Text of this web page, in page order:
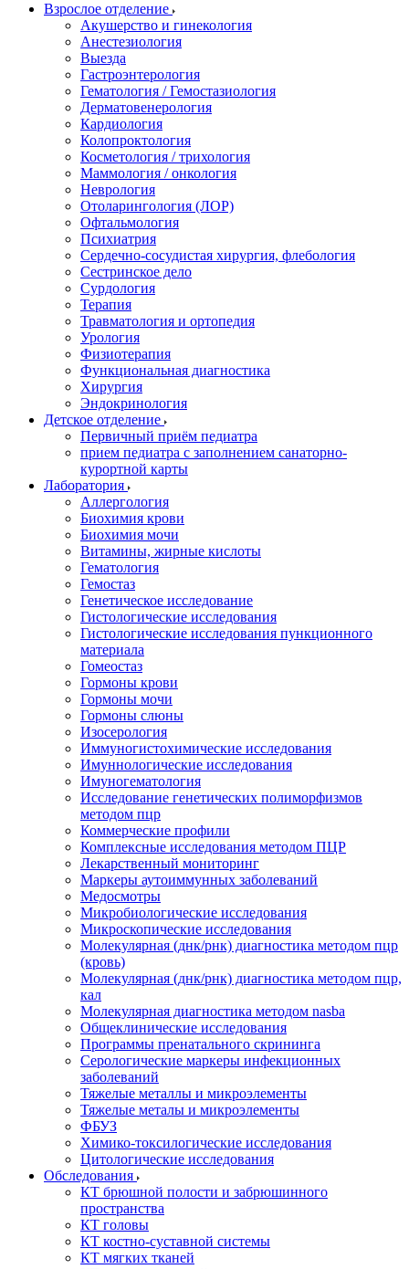
Взрослое отделение
Акушерство и гинекология
Анестезиология
Выезда
Гастроэнтерология
Гематология / Гемостазиология
Дерматовенерология
Кардиология
Колопроктология
Косметология / трихология
Маммология / онкология
Неврология
Отоларингология (ЛОР)
Офтальмология
Психиатрия
Сердечно-сосудистая хирургия, флебология
Сестринское дело
Сурдология
Терапия
Травматология и ортопедия
Урология
Физиотерапия
Функциональная диагностика
Хирургия
Эндокринология
Детское отделение
Первичный приём педиатра
прием педиатра с заполнением санаторно-
курортной карты
Лаборатория
Аллергология
Биохимия крови
Биохимия мочи
Витамины, жирные кислоты
Гематология
Гемостаз
Генетическое исследование
Гистологические исследования
Гистологические исследования пункционного
материала
Гомеостаз
Гормоны крови
Гормоны мочи
Гормоны слюны
Изосерология
Иммуногистохимические исследования
Имуннологические исследования
Имуногематология
Исследование генетических полиморфизмов
методом пцр
Коммерческие профили
Комплексные исследования методом ПЦР
Лекарственный мониторинг
Маркеры аутоиммунных заболеваний
Медосмотры
Микробиологические исследования
Микроскопические исследования
Молекулярная (днк/рнк) диагностика методом пцр
(кровь)
Молекулярная (днк/рнк) диагностика методом пцр,
кал
Молекулярная диагностика методом nasba
Общеклинические исследования
Программы пренатального скрининга
Серологические маркеры инфекционных
заболеваний
Тяжелые металлы и микроэлементы
Тяжелые металы и микроэлементы
ФБУЗ
Химико-токсилогические исследования
Цитологические исследования
Обследования
КТ брюшной полости и забрюшинного
пространства
КТ головы
КТ костно-суставной системы
КТ мягких тканей